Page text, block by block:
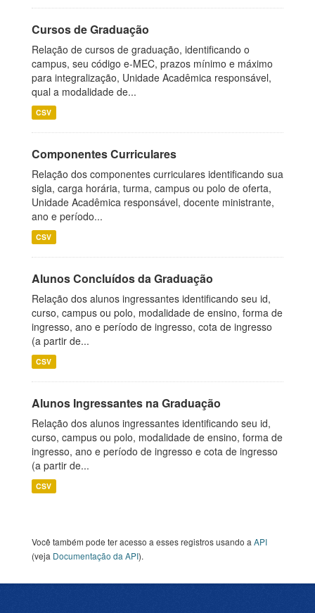
Cursos de Graduação
Relação de cursos de graduação, identificando o
campus, seu código e-MEC, prazos mínimo e máximo
para integralização, Unidade Acadêmica responsável,
qual a modalidade de...
CSV
Componentes Curriculares
Relação dos componentes curriculares identificando sua
sigla, carga horária, turma, campus ou polo de oferta,
Unidade Acadêmica responsável, docente ministrante,
ano e período...
CSV
Alunos Concluídos da Graduação
Relação dos alunos ingressantes identificando seu id,
curso, campus ou polo, modalidade de ensino, forma de
ingresso, ano e período de ingresso, cota de ingresso
(a partir de...
CSV
Alunos Ingressantes na Graduação
Relação dos alunos ingressantes identificando seu id,
curso, campus ou polo, modalidade de ensino, forma de
ingresso, ano e período de ingresso e cota de ingresso
(a partir de...
CSV
Você também pode ter acesso a esses registros usando a API
(veja Documentação da API).